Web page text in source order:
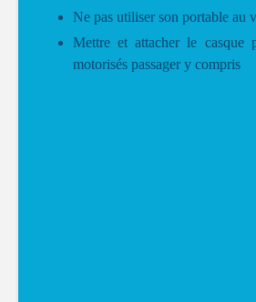
Ne pas utiliser son portable au
Mettre et attacher le casque
motorisés passager y compris